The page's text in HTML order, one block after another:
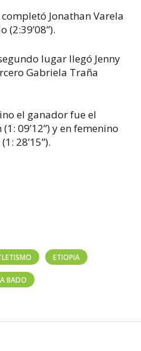
Jonathan Varela
(2:39’08”).
lugar llegó Jenny
Gabriela Traña
el ganador fue el
09’12”) y en femenino
28’15”).
ETIOPIA
BADO